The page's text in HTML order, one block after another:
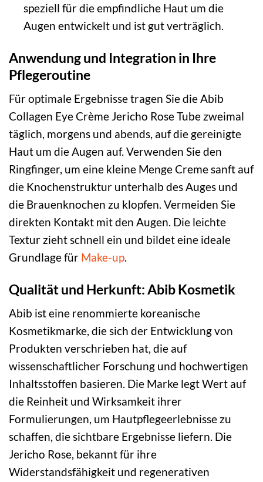
speziell für die empfindliche Haut um die
Augen entwickelt und ist gut verträglich.
Anwendung und Integration in Ihre
Pflegeroutine
Für optimale Ergebnisse tragen Sie die Abib
Collagen Eye Crème Jericho Rose Tube zweimal
täglich, morgens und abends, auf die gereinigte
Haut um die Augen auf. Verwenden Sie den
Ringfinger, um eine kleine Menge Creme sanft auf
die Knochenstruktur unterhalb des Auges und
die Brauenknochen zu klopfen. Vermeiden Sie
direkten Kontakt mit den Augen. Die leichte
Textur zieht schnell ein und bildet eine ideale
Grundlage für Make-up.
Qualität und Herkunft: Abib Kosmetik
Abib ist eine renommierte koreanische
Kosmetikmarke, die sich der Entwicklung von
Produkten verschrieben hat, die auf
wissenschaftlicher Forschung und hochwertigen
Inhaltsstoffen basieren. Die Marke legt Wert auf
die Reinheit und Wirksamkeit ihrer
Formulierungen, um Hautpflegeerlebnisse zu
schaffen, die sichtbare Ergebnisse liefern. Die
Jericho Rose, bekannt für ihre
Widerstandsfähigkeit und regenerativen